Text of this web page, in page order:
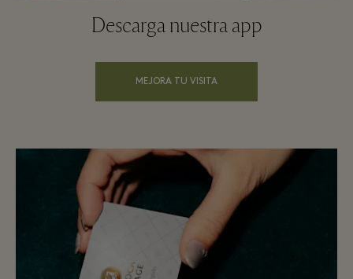
Descarga nuestra app
MEJORA TU VISITA